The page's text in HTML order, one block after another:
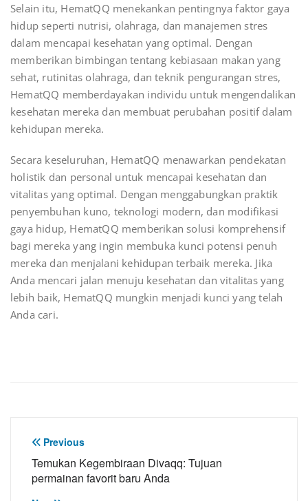
Selain itu, HematQQ menekankan pentingnya faktor gaya
hidup seperti nutrisi, olahraga, dan manajemen stres
dalam mencapai kesehatan yang optimal. Dengan
memberikan bimbingan tentang kebiasaan makan yang
sehat, rutinitas olahraga, dan teknik pengurangan stres,
HematQQ memberdayakan individu untuk mengendalikan
kesehatan mereka dan membuat perubahan positif dalam
kehidupan mereka.
Secara keseluruhan, HematQQ menawarkan pendekatan
holistik dan personal untuk mencapai kesehatan dan
vitalitas yang optimal. Dengan menggabungkan praktik
penyembuhan kuno, teknologi modern, dan modifikasi
gaya hidup, HematQQ memberikan solusi komprehensif
bagi mereka yang ingin membuka kunci potensi penuh
mereka dan menjalani kehidupan terbaik mereka. Jika
Anda mencari jalan menuju kesehatan dan vitalitas yang
lebih baik, HematQQ mungkin menjadi kunci yang telah
Anda cari.
Post
navigation
Previous
Temukan Kegembiraan Divaqq: Tujuan
permainan favorit baru Anda